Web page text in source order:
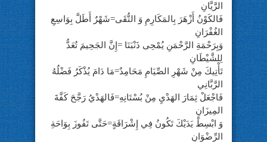
الرَّيَّانِ
فَالكَوْنُ أَزْهَرَ بِالمَكَارِمِ وَ التُّقَى=شَهْرٌ أَطَلَّ بِوَاسِعِ
الغُفْرَانِ
وَبِرَحْمَةِ الرَّحْمَنِ يُمْحِى ذَنْبَنَا =إِنَّ الجَحِيمَ تُعَدُّ
لِلشَّيْطَانِ
تَأْتِيكَ مِنْ شَهْرِ الصِّيَامِ مَحَامِدٌ=مَا دَامَ يُذْكَرُ فَضْلُهُ
الرَّبَّانِي
فَاجْعَلْ ثِمَارَ الهَدْيِ مِنْ بُسْتَانِهِ=فَالهَدْيُ رَجَّحَ كَفَّةَ
المِيزَانِ
وَ ابْسِطْ يَدَيْكَ تَكُونُ فِي إِشْرَاقَةٍ=حَتَّى تَفُوزَ بِوَاحَةِ
الرِّضْوَانِ